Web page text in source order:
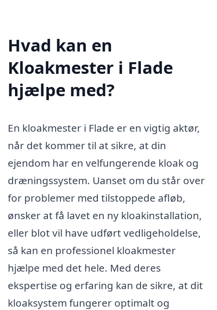
Hvad kan en
Kloakmester i Flade
hjælpe med?
En kloakmester i Flade er en vigtig aktør,
når det kommer til at sikre, at din
ejendom har en velfungerende kloak og
dræningssystem. Uanset om du står over
for problemer med tilstoppede afløb,
ønsker at få lavet en ny kloakinstallation,
eller blot vil have udført vedligeholdelse,
så kan en professionel kloakmester
hjælpe med det hele. Med deres
ekspertise og erfaring kan de sikre, at dit
kloaksystem fungerer optimalt og